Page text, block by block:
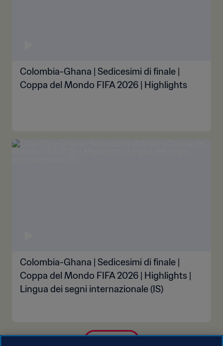
Colombia-Ghana | Sedicesimi di finale |
Coppa del Mondo FIFA 2026 | Highlights
Colombia-Ghana | Sedicesimi di finale |
Coppa del Mondo FIFA 2026 | Highlights |
Lingua dei segni internazionale (IS)